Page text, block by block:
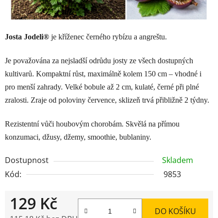
Josta Jodeli® je kříženec černého rybízu a angreštu.
Je považována za nejsladší odrůdu josty ze všech dostupných
kultivarů. Kompaktní růst, maximálně kolem 150 cm – vhodné i
pro menší zahrady. Velké bobule až 2 cm, kulaté, černé při plné
zralosti. Zraje od poloviny července, sklizeň trvá přibližně 2 týdny.
Rezistentní vůči houbovým chorobám. Skvělá na přímou
konzumaci, džusy, džemy, smoothie, bublaniny.
Dostupnost
Skladem
Kód:
9853
129 Kč DO KOŠÍKU